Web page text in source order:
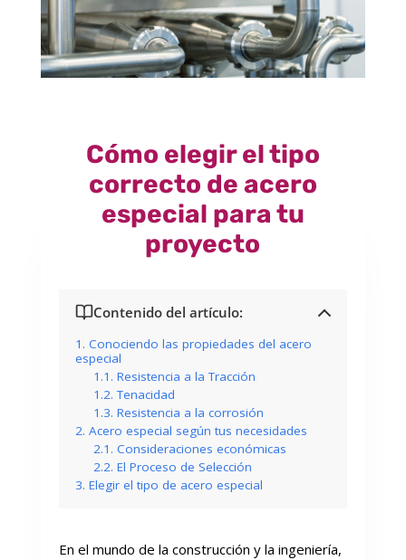
Cómo elegir el tipo
correcto de acero
especial para tu
proyecto
Contenido del artículo:
Conociendo las propiedades del acero
especial
Resistencia a la Tracción
Tenacidad
Resistencia a la corrosión
Acero especial según tus necesidades
Consideraciones económicas
El Proceso de Selección
Elegir el tipo de acero especial
En el mundo de la construcción y la ingeniería,